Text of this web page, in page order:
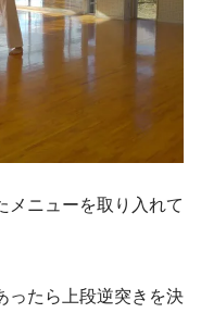
メニューを取り入れて
ったら上段逆突きを決